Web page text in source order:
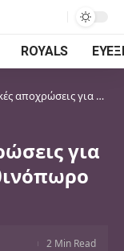
ROYALS
καστανά μαλλιά το Φθινόπωρο 2025
για
2 Min Read